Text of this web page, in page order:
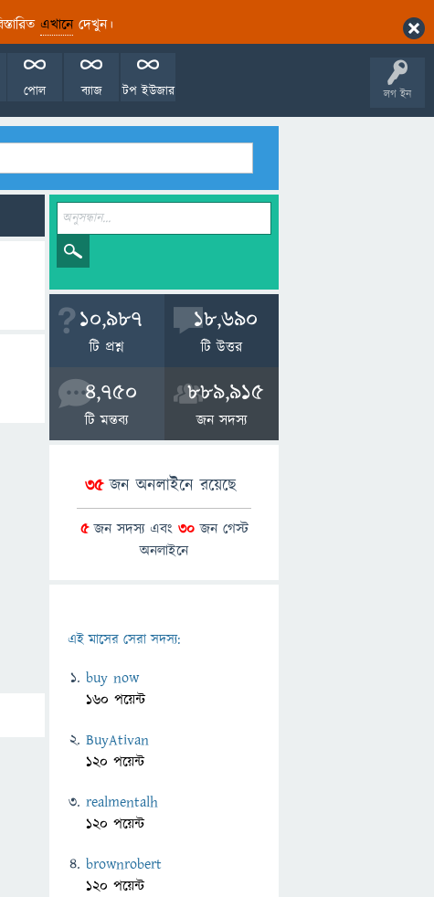
এখানেদেখুন।
লগ ইন
টপ ইউজার
ব্যাজ
পোল
10,987
টি প্রশ্ন
18,690
টি উত্তর
4,750
টি মন্তব্য
889,915
জন সদস্য
35জন অনলাইনে রয়েছে
5জন সদস্য এবং 30জন গেস্ট
অনলাইনে
এই মাসের সেরা সদস্য:
buy now
160 পয়েন্ট
BuyAtivan
120 পয়েন্ট
realmentalh
120 পয়েন্ট
brownrobert
120 পয়েন্ট